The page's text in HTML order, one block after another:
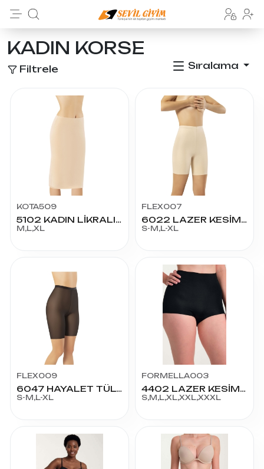
KADIN KORSE
Filtrele Sıralama
KOTA509
5102 KADIN LİKRALI MODAL KAPRİ JÜPON
M,L,XL
FLEX007
6022 LAZER KESİM YÜKSEK BEL ŞORT KORSE
S-M,L-XL
FLEX009
6047 HAYALET TÜL KORSE
S-M,L-XL
FORMELLA003
4402 LAZER KESİM SLİP KORSE
S,M,L,XL,XXL,XXXL